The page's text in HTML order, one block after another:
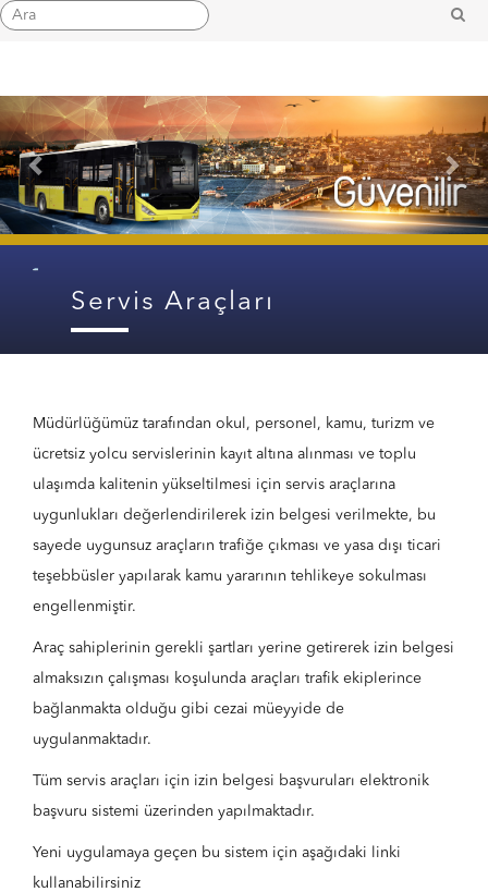
Previous
Servis Araçları
Müdürlüğümüz tarafından okul, personel, kamu, turizm ve
ücretsiz yolcu servislerinin kayıt altına alınması ve toplu
ulaşımda kalitenin yükseltilmesi için servis araçlarına
uygunlukları değerlendirilerek izin belgesi verilmekte, bu
sayede uygunsuz araçların trafiğe çıkması ve yasa dışı ticari
teşebbüsler yapılarak kamu yararının tehlikeye sokulması
engellenmiştir.
Araç sahiplerinin gerekli şartları yerine getirerek izin belgesi
almaksızın çalışması koşulunda araçları trafik ekiplerince
bağlanmakta olduğu gibi cezai müeyyide de
uygulanmaktadır.
Tüm servis araçları için izin belgesi başvuruları elektronik
başvuru sistemi üzerinden yapılmaktadır.
Yeni uygulamaya geçen bu sistem için aşağıdaki linki
kullanabilirsiniz